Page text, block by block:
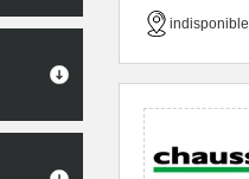
indisponible